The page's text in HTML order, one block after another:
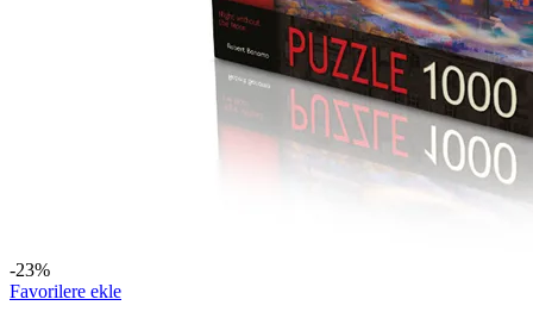
-23%
Favorilere ekle